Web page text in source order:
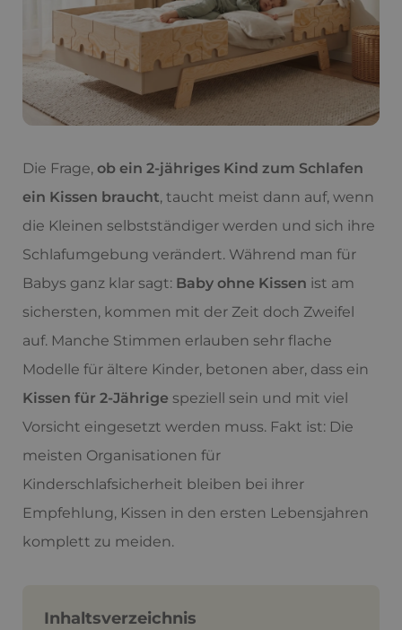
Die Frage, ob ein 2-jähriges Kind zum Schlafen
ein Kissen braucht, taucht meist dann auf, wenn
die Kleinen selbstständiger werden und sich ihre
Schlafumgebung verändert. Während man für
Babys ganz klar sagt: Baby ohne Kissen ist am
sichersten, kommen mit der Zeit doch Zweifel
auf. Manche Stimmen erlauben sehr flache
Modelle für ältere Kinder, betonen aber, dass ein
Kissen für 2-Jährige speziell sein und mit viel
Vorsicht eingesetzt werden muss. Fakt ist: Die
meisten Organisationen für
Kinderschlafsicherheit bleiben bei ihrer
Empfehlung, Kissen in den ersten Lebensjahren
komplett zu meiden.
Inhaltsverzeichnis